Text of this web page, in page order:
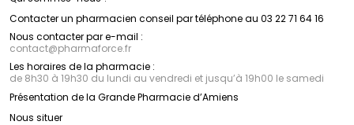
Contacter un pharmacien conseil par téléphone au 03 22 71 64 16
Nous contacter par e-mail :
contact@pharmaforce.fr
Les horaires de la pharmacie :
de 8h30 à 19h30 du lundi au vendredi et jusqu’à 19h00 le samedi
Présentation de la Grande Pharmacie d’Amiens
Nous situer